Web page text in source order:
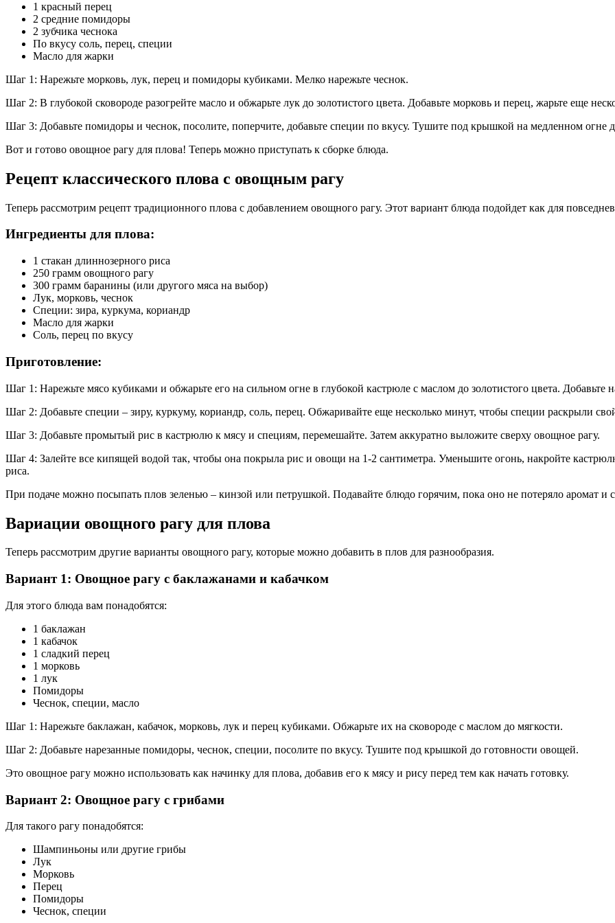
1 красный перец
2 средние помидоры
2 зубчика чеснока
По вкусу соль, перец, специи
Масло для жарки
Шаг 1: Нарежьте морковь, лук, перец и помидоры кубиками. Мелко нарежьте чеснок.
Шаг 2: В глубокой сковороде разогрейте масло и обжарьте лук до золотистого цвета. Добавьте морковь и перец, жарьте еще
Шаг 3: Добавьте помидоры и чеснок, посолите, поперчите, добавьте специи по вкусу. Тушите под крышкой на медленном огне
Вот и готово овощное рагу для плова! Теперь можно приступать к сборке блюда.
Рецепт классического плова с овощным рагу
Теперь рассмотрим рецепт традиционного плова с добавлением овощного рагу. Этот вариант блюда подойдет как для
Ингредиенты для плова:
1 стакан длиннозерного риса
250 грамм овощного рагу
300 грамм баранины (или другого мяса на выбор)
Лук, морковь, чеснок
Специи: зира, куркума, кориандр
Масло для жарки
Соль, перец по вкусу
Приготовление:
Шаг 1: Нарежьте мясо кубиками и обжарьте его на сильном огне в глубокой кастрюле с маслом до золотистого цвета. Добавьте
Шаг 2: Добавьте специи – зиру, куркуму, кориандр, соль, перец. Обжаривайте еще несколько минут, чтобы специи раскрыли
Шаг 3: Добавьте промытый рис в кастрюлю к мясу и специям, перемешайте. Затем аккуратно выложите сверху овощное рагу.
Шаг 4: Залейте все кипящей водой так, чтобы она покрыла рис и овощи на 1-2 сантиметра. Уменьшите огонь, накройте
риса.
При подаче можно посыпать плов зеленью – кинзой или петрушкой. Подавайте блюдо горячим, пока оно не потеряло аромат и
Вариации овощного рагу для плова
Теперь рассмотрим другие варианты овощного рагу, которые можно добавить в плов для разнообразия.
Вариант 1: Овощное рагу с баклажанами и кабачком
Для этого блюда вам понадобятся:
1 баклажан
1 кабачок
1 сладкий перец
1 морковь
1 лук
Помидоры
Чеснок, специи, масло
Шаг 1: Нарежьте баклажан, кабачок, морковь, лук и перец кубиками. Обжарьте их на сковороде с маслом до мягкости.
Шаг 2: Добавьте нарезанные помидоры, чеснок, специи, посолите по вкусу. Тушите под крышкой до готовности овощей.
Это овощное рагу можно использовать как начинку для плова, добавив его к мясу и рису перед тем как начать готовку.
Вариант 2: Овощное рагу с грибами
Для такого рагу понадобятся:
Шампиньоны или другие грибы
Лук
Морковь
Перец
Помидоры
Чеснок, специи